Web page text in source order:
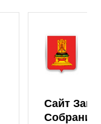
Сайт
Собрания